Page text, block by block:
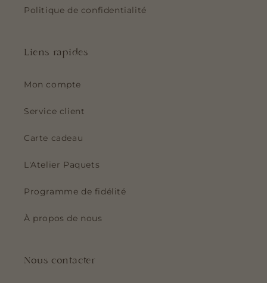
Politique de confidentialité
Liens rapides
Mon compte
Service client
Carte cadeau
L'Atelier Paquets
Programme de fidélité
À propos de nous
Nous contacter